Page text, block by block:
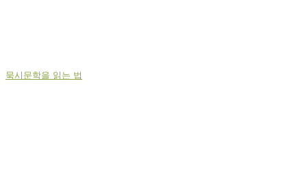
묵시문학을 읽는 법